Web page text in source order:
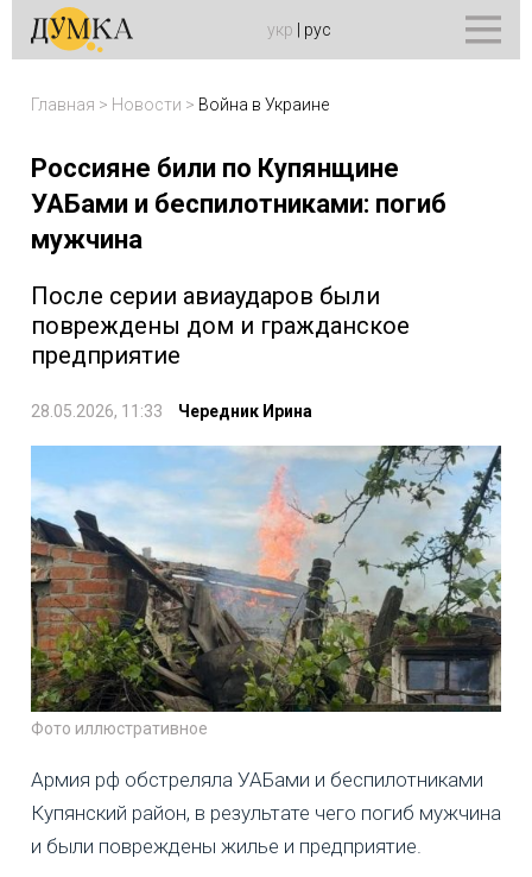
укр рус
Главная > Новости > Война в Украине
Россияне били по Купянщине
УАБами и беспилотниками: погиб
мужчина
После серии авиаударов были
повреждены дом и гражданское
предприятие
28.05.2026, 11:33 Чередник Ирина
Фото иллюстративное
Армия рф обстреляла УАБами и беспилотниками
Купянский район, в результате чего погиб мужчина
и были повреждены жилье и предприятие.